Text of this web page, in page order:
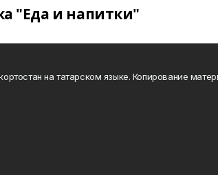
"Еда и напитки"
на татарском языке. Копирование